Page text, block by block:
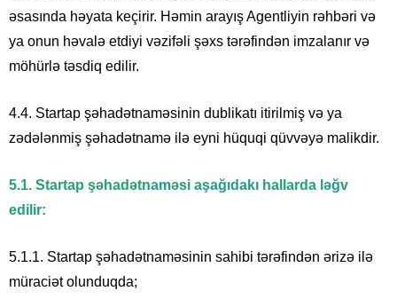
əsasında həyata keçirir. Həmin arayış Agentliyin rəhbəri və
ya onun həvalə etdiyi vəzifəli şəxs tərəfindən imzalanır və
möhürlə təsdiq edilir.
4.4. Startap şəhadətnaməsinin dublikatı itirilmiş və ya
zədələnmiş şəhadətnamə ilə eyni hüquqi qüvvəyə malikdir.
5.1. Startap şəhadətnaməsi aşağıdakı hallarda ləğv
edilir:
5.1.1. Startap şəhadətnaməsinin sahibi tərəfindən ərizə ilə
müraciət olunduqda;